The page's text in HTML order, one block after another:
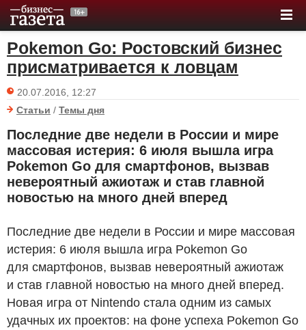
Pokemon Go: Ростовский бизнес
присматривается к ловцам
20.07.2016, 12:27
Статьи / Темы дня
Последние две недели в России и мире
массовая истерия: 6 июля вышла игра
Pokemon Go для смартфонов, вызвав
невероятный ажиотаж и став главной
новостью на много дней вперед
Последние две недели в России и мире массовая
истерия: 6 июля вышла игра Pokemon Go
для смартфонов, вызвав невероятный ажиотаж
и став главной новостью на много дней вперед.
Новая игра от Nintendo стала одним из самых
удачных их проектов: на фоне успеха Pokemon Go